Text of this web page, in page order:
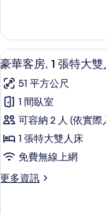
大
雙
人
床
的
所
有
相
片
客
房,
1
特
大
人
床
的
詳
情
顯
示
豪
華
客
房,
張
5
豪華客房, 1 張特大
51 平方公尺
1 間臥室
可容納 2 人 (依實
1 張特大雙人床
免費無線上網
更多資訊
更